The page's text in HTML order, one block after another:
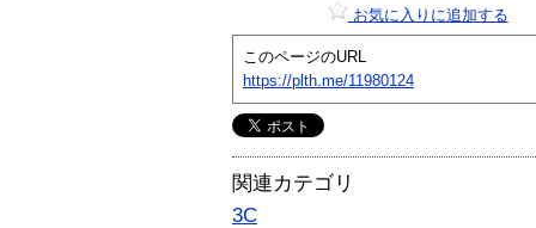
お気に入りに追加する
このページのURL
https://plth.me/11980124
関連カテゴリ
3C